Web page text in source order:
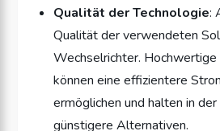
Qualität der Technologie:
Qualität der verwendeten
Wechselrichter.
können eine effizientere
ermöglichen und halten in
günstigere Alternativen.